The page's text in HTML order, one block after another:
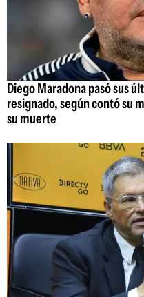
Diego Maradona pasó sus
resignado, según contó su
su muerte